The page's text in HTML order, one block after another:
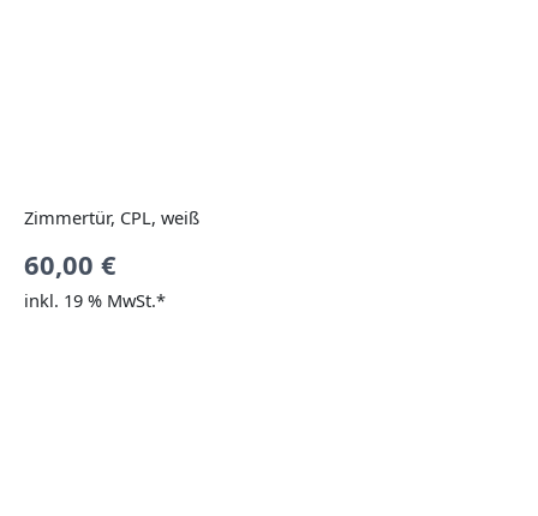
Zimmertür, CPL, weiß
60,00 €
inkl. 19 % MwSt.*